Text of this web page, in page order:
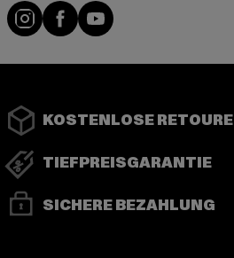
Instagram
FacebookYouTube
KOSTENLOSE RETOURE
TIEFPREISGARANTIE
SICHERE BEZAHLUNG